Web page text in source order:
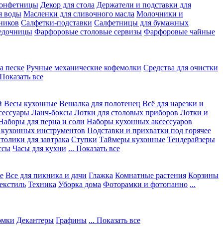
Декор для стола Держатели и подставки для
воды Масленки для сливочного масла Молочники и
Салфетки-подставки Салфетницы для бумажных
Фарфоровые столовые сервизы Фарфоровые чайные
песке Ручные механические кофемолки Средства для очистки
все
Весы кухонные Вешалка для полотенец Всё для нарезки и
Ланч-боксы Лотки для столовых приборов Лотки и
для перца и соли Наборы кухонных аксессуаров
инструментов Подставки и прихватки под горячее
для завтрака Ступки Таймеры кухонные Тендерайзеры
Часы для кухни ... Показать все
Все для пикника и дачи Глажка Комнатные растения Корзины
Техника Уборка дома Фоторамки и фотопанно ...
Декантеры Графины ... Показать все